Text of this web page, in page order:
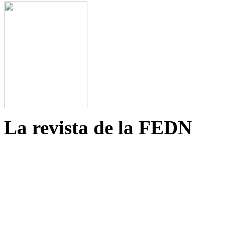
La revista de la FEDN